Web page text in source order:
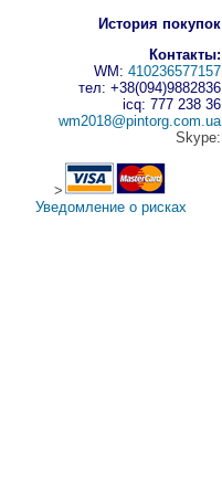
История покупок
Контакты:
WM: 410236577157
тел: +38(094)9882836
icq: 777 238 36
wm2018@pintorg.com.ua
Skype:
>
Уведомление о рисках